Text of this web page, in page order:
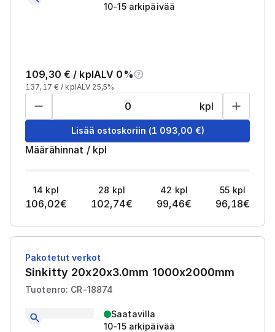
10-15 arkipäivää
109,30 € / kplALV 0%
137,17 € / kplALV 25,5%
kpl
Lisää ostoskoriin (1 093,00 €)
Määrähinnat / kpl
14 kpl
106,02€
28 kpl
102,74€
42 kpl
99,46€
55 kpl
96,18€
Pakotetut verkot
Sinkitty 20x20x3.0mm 1000x2000mm
Tuotenro: CR-18874
Saatavilla
10-15 arkipäivää